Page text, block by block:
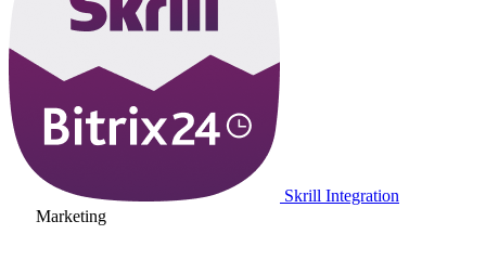
Skrill Integration
Marketing